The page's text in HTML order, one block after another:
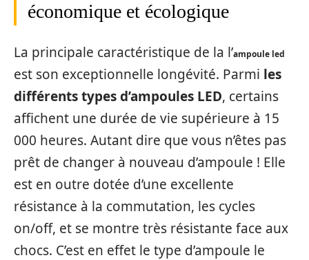
économique et écologique
La principale caractéristique de la l’ampoule led
est son exceptionnelle longévité. Parmi les
différents types d’ampoules LED, certains
affichent une durée de vie supérieure à 15
000 heures. Autant dire que vous n’êtes pas
prêt de changer à nouveau d’ampoule ! Elle
est en outre dotée d’une excellente
résistance à la commutation, les cycles
on/off, et se montre très résistante face aux
chocs. C’est en effet le type d’ampoule le